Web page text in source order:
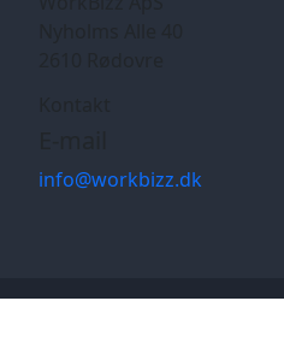
info@workbizz.dk